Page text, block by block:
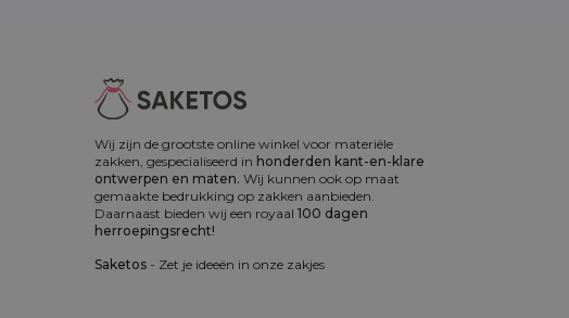
Wij zijn de grootste online winkel voor materiële
zakken, gespecialiseerd in honderden kant-en-klare
ontwerpen en maten. Wij kunnen ook op maat
gemaakte bedrukking op zakken aanbieden.
Daarnaast bieden wij een royaal 100 dagen
herroepingsrecht!
Saketos - Zet je ideeën in onze zakjes